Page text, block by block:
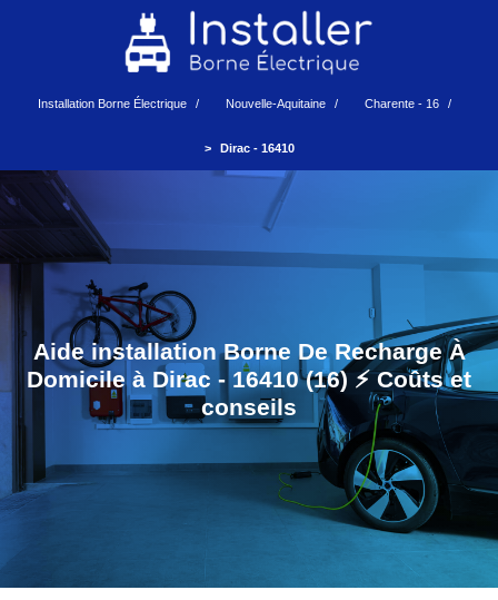
Installation Borne Électrique Nouvelle-Aquitaine Charente - 16
Dirac - 16410
Aide installation Borne De Recharge À
Domicile à Dirac - 16410 (16) ⚡️ Coûts et
conseils